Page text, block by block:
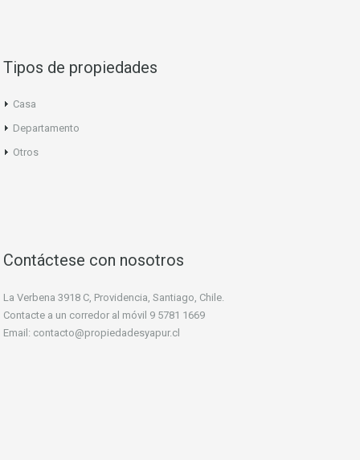
Tipos de propiedades
Casa
Departamento
Otros
Contáctese con nosotros
La Verbena 3918 C, Providencia, Santiago, Chile.
Contacte a un corredor al móvil 9 5781 1669
Email: contacto@propiedadesyapur.cl